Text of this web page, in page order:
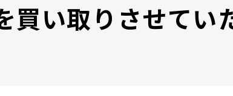
買い取りさせてい